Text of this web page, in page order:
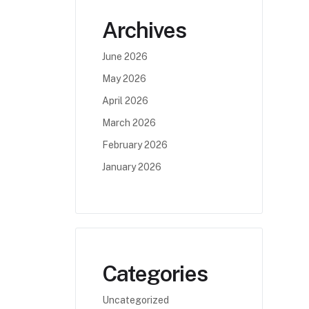
Archives
June 2026
May 2026
April 2026
March 2026
February 2026
January 2026
Categories
Uncategorized